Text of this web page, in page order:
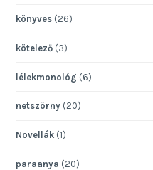
könyves (26)
kötelező (3)
lélekmonológ (6)
netszörny (20)
Novellák (1)
paraanya (20)